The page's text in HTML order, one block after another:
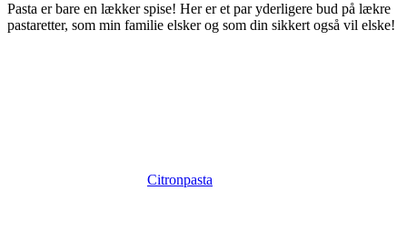
Pasta er bare en lækker spise! Her er et par yderligere bud på lækre
pastaretter, som min familie elsker og som din sikkert også vil elske!
Citronpasta